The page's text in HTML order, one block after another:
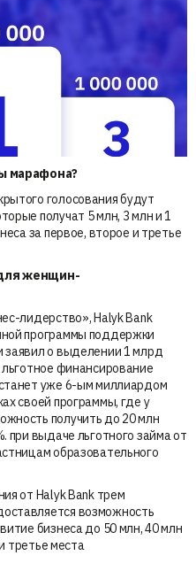
марафона?
голосования будут
получат 5 млн, 3 млн и 1
за первое, второе и третье
женщин-
лидерство», Halyk Bank
программы поддержки
заявил о выделении 1 млрд
финансирование
уже 6-ым миллиардом
своей программы, где у
получить до 20 млн
при выдаче льготного займа от
образовательного
от Halyk Bank трем
возможность
бизнеса до 50 млн, 40 млн
третье места